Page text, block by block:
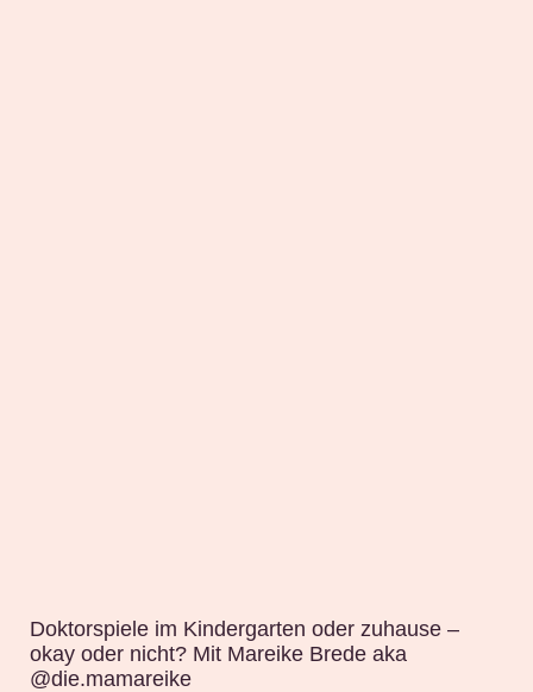
Doktorspiele im Kindergarten oder zuhause –
okay oder nicht? Mit Mareike Brede aka
@die.mamareike